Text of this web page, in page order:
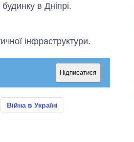
в Дніпрі.
інфраструктури.
Підписатися
Війна в Україні